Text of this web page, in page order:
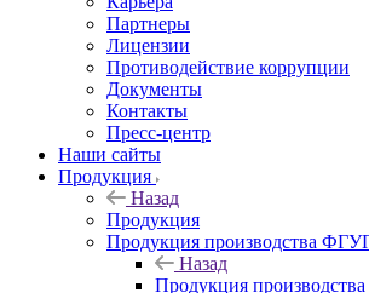
Партнеры
Лицензии
Противодействие коррупции
Документы
Контакты
Пресс-центр
Наши сайты
Продукция
Назад
Продукция
Продукция производства
Назад
Продукция